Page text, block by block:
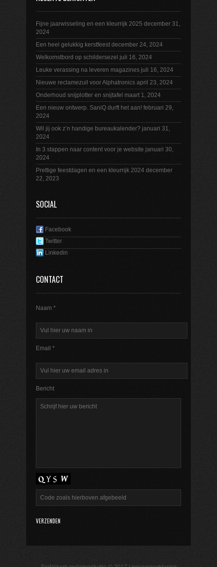
Fijne jaarwisseling en een kleurrijk 2025 december 31,
2024
Een heel gelukkig kerstfeest december 24, 2024
Welkomstbord op schildersezel juli 16, 2024
Leuke verassing na leveren magazines juli 16, 2024
Nieuwe reclamezuil voor Alphatronics april 23, 2024
Onderhoud snijplotter en snijtafel maart 1, 2024
Een nieuw ontwerp. SaniQ durft het aan! februari 29,
2024
Wil jij ook z’n handige bureaukalender? januari 31,
2024
In 3 stappen naar content voor je website januari 30,
2024
Prettige feestdagen en een kleurrijk 2024 december
22, 2023
SOCIAL
Facebook
Twitter
Linkedin
CONTACT
Naam *
Email *
Bericht